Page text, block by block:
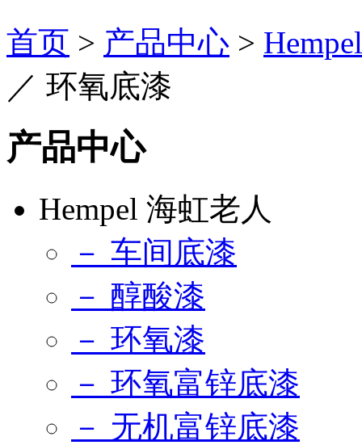
首页 > 产品中心 >
／ 环氧底漆
产品中心
Hempel 海虹老人
－ 车间底漆
－ 醇酸漆
－ 环氧漆
－ 环氧富锌底漆
－ 无机富锌底漆